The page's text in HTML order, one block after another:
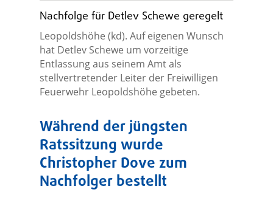
Nachfolge für Detlev Schewe geregelt
Leopoldshöhe (kd). Auf eigenen Wunsch
hat Detlev Schewe um vorzeitige
Entlassung aus seinem Amt als
stellvertretender Leiter der Freiwilligen
Feuerwehr Leopoldshöhe gebeten.
Während der jüngsten
Ratssitzung wurde
Christopher Dove zum
Nachfolger bestellt